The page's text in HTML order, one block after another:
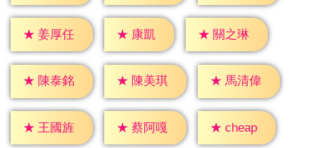
★ 姜厚任 ★ 康凱 ★ 關之琳
★ 陳泰銘 ★ 陳美琪 ★ 馬清偉
★ 王國旌 ★ 蔡阿嘎 ★ cheap